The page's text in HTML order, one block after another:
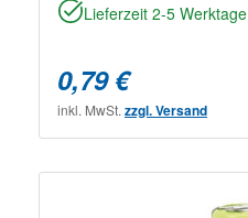
Lieferzeit 2-5 Werktage
0,79 €
inkl. MwSt. zzgl. Versand